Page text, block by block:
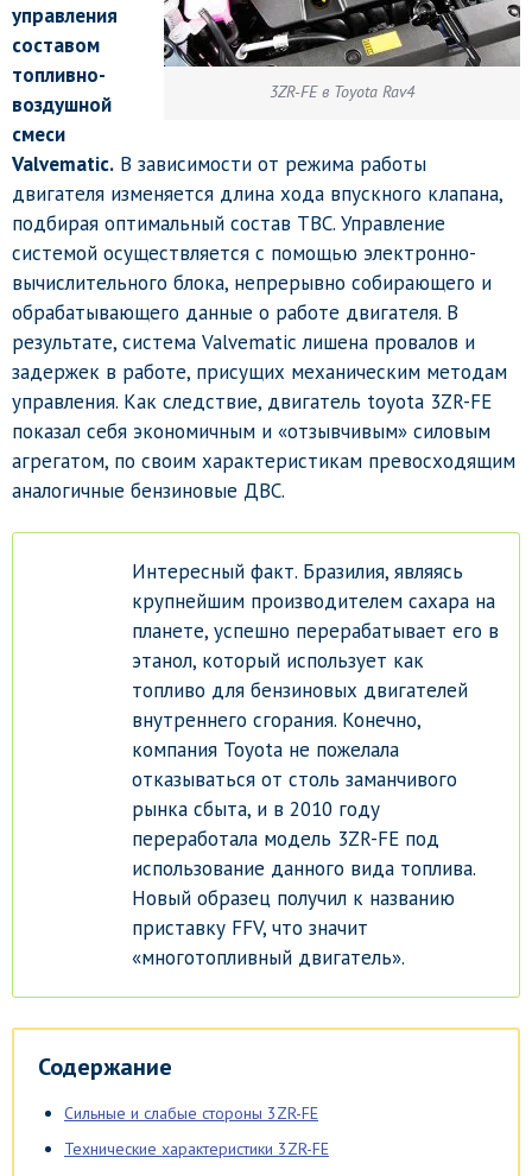
3ZR-FE в Toyota Rav4
управления
составом
топливно-
воздушной
смеси
Valvematic. В зависимости от режима работы
двигателя изменяется длина хода впускного клапана,
подбирая оптимальный состав ТВС. Управление
системой осуществляется с помощью электронно-
вычислительного блока, непрерывно собирающего и
обрабатывающего данные о работе двигателя. В
результате, система Valvematic лишена провалов и
задержек в работе, присущих механическим методам
управления. Как следствие, двигатель toyota 3ZR-FE
показал себя экономичным и «отзывчивым» силовым
агрегатом, по своим характеристикам превосходящим
аналогичные бензиновые ДВС.
Интересный факт. Бразилия, являясь
крупнейшим производителем сахара на
планете, успешно перерабатывает его в
этанол, который использует как
топливо для бензиновых двигателей
внутреннего сгорания. Конечно,
компания Toyota не пожелала
отказываться от столь заманчивого
рынка сбыта, и в 2010 году
переработала модель 3ZR-FE под
использование данного вида топлива.
Новый образец получил к названию
приставку FFV, что значит
«многотопливный двигатель».
Содержание
Сильные и слабые стороны 3ZR-FE
Технические характеристики 3ZR-FE